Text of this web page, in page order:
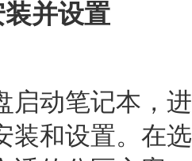
并设置
动笔记本，进
装和设置。在